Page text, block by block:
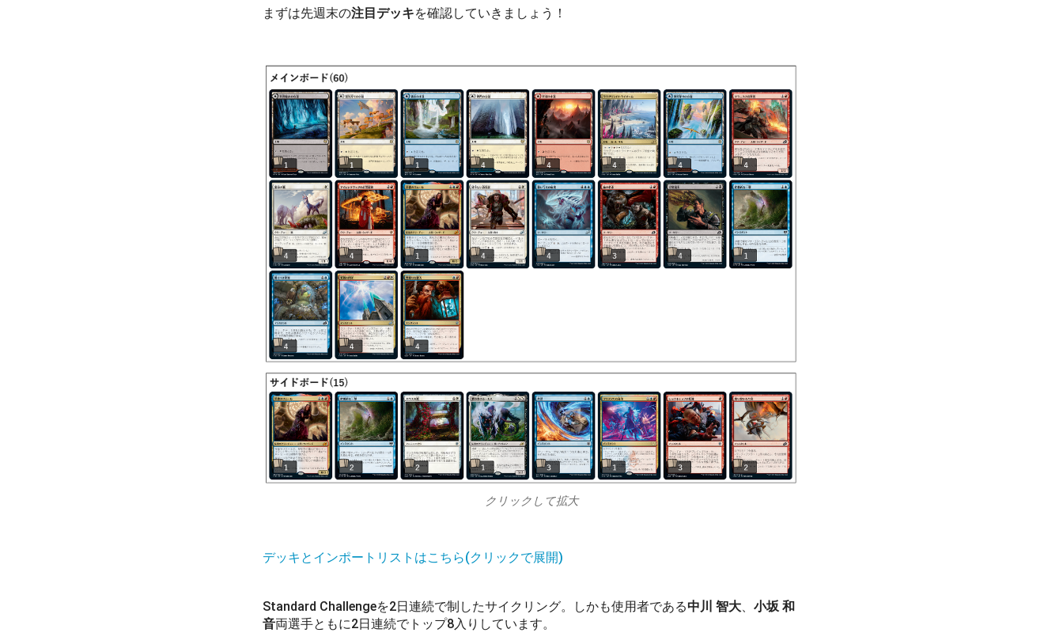
まずは先週末の注目デッキを確認していきましょう！
クリックして拡大
デッキとインポートリストはこちら(クリックで展開)
Standard Challengeを2日連続で制したサイクリング。しかも使用者である中川 智大
小坂 和
音両選手ともに2日連続でトップ8入りしています。